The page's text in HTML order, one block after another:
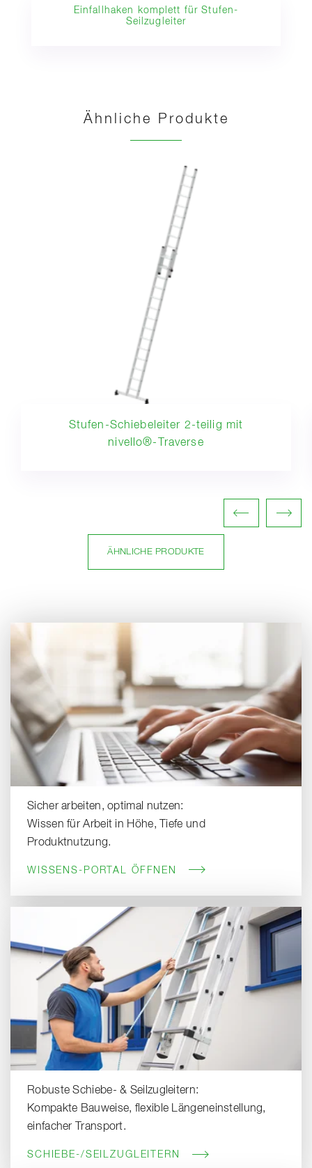
Einfallhaken komplett für Stufen-
Seilzugleiter
Ähnliche Produkte
Stufen-Schiebeleiter 2-teilig mit
nivello®-Traverse
ÄHNLICHE PRODUKTE
Sicher arbeiten, optimal nutzen:
Wissen für Arbeit in Höhe, Tiefe und
Produktnutzung.
WISSENS-PORTAL ÖFFNEN
Robuste Schiebe- & Seilzugleitern:
Kompakte Bauweise, flexible Längeneinstellung,
einfacher Transport.
SCHIEBE-/SEILZUGLEITERN